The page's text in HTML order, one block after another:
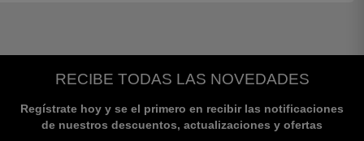
RECIBE TODAS LAS NOVEDADES
Regístrate hoy y se el primero en recibir las notificaciones
de nuestros descuentos, actualizaciones y ofertas